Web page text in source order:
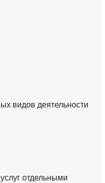
видов деятельности
отдельными